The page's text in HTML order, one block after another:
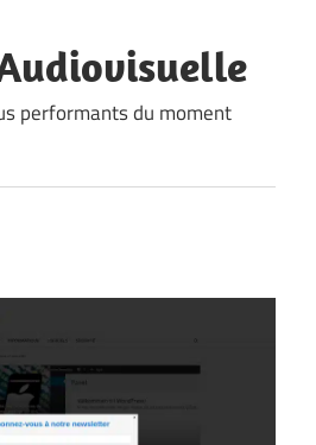
performants du moment